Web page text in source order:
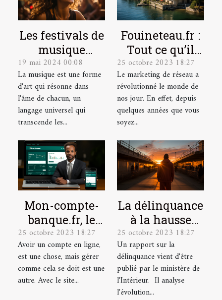
Les festivals de
musique
indépendante
et leur
contribution à
la scène
culturelle
19 mai 2024 00:08
La musique est une forme
d'art qui résonne dans
l'âme de chacun, un
langage universel qui
transcende les...
Fouineteau.fr :
Tout ce qu’il
faut savoir sur
ce site
25 octobre 2023 18:27
Le marketing de réseau a
révolutionné le monde de
nos jour. En effet, depuis
quelques années que vous
soyez...
Mon-compte-
banque.fr, le
site idéal pour
la gestion de
vos comptes en
ligne.
25 octobre 2023 18:27
Avoir un compte en ligne,
est une chose, mais gérer
comme cela se doit est une
autre. Avec le site...
La délinquance
à la hausse
depuis le
déconfinement
25 octobre 2023 18:27
Un rapport sur la
délinquance vient d'être
publié par le ministère de
l'Intérieur. Il analyse
l'évolution...